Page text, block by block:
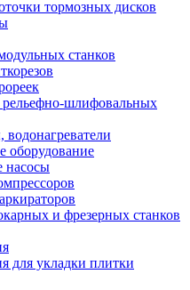
тормозных дисков
станков
шлифовальных
оборудование
насосы
и фрезерных станков
для укладки плитки